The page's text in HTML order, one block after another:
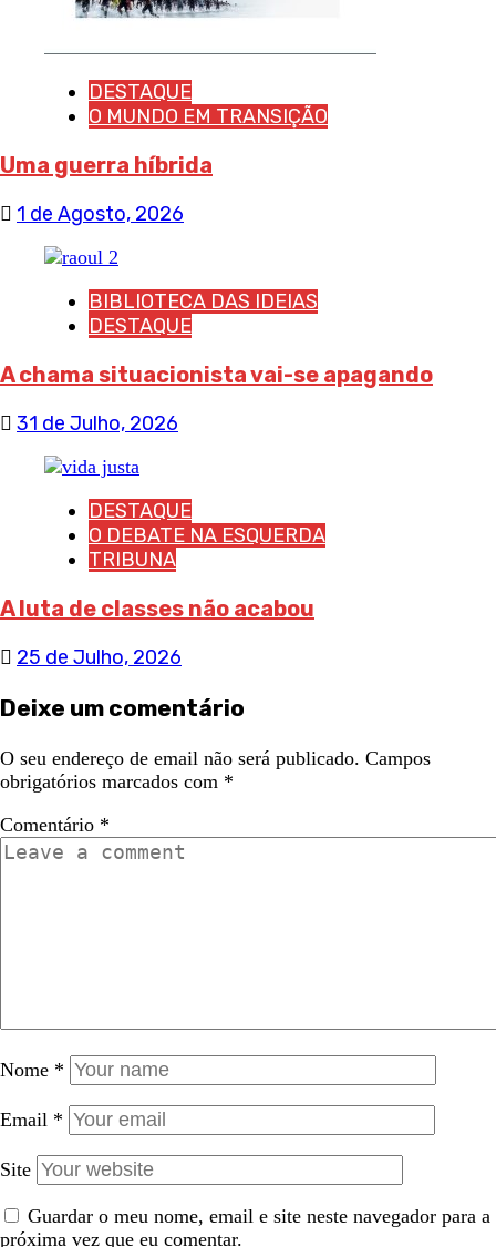
DESTAQUE
O MUNDO EM TRANSIÇÃO
Uma guerra híbrida
1 de Agosto, 2026
BIBLIOTECA DAS IDEIAS
DESTAQUE
A chama situacionista vai-se apagando
31 de Julho, 2026
DESTAQUE
O DEBATE NA ESQUERDA
TRIBUNA
A luta de classes não acabou
25 de Julho, 2026
Deixe um comentário
O seu endereço de email não será publicado. Campos
obrigatórios marcados com *
Comentário *
Nome *
Email *
Site
Guardar o meu nome, email e site neste navegador para a
próxima vez que eu comentar.